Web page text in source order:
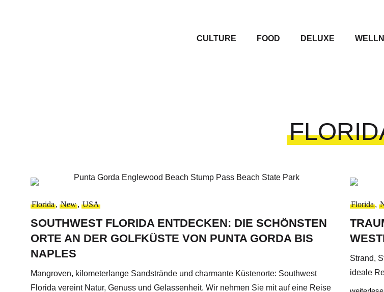
CULTURE FOOD DELUXE
Florida, New, USA
SOUTHWEST FLORIDA ENTDECKEN: DIE SCHÖNSTEN
ORTE AN DER GOLFKÜSTE VON PUNTA GORDA BIS
NAPLES
Mangroven, kilometerlange Sandstrände und charmante Küstenorte: Southwest
Florida vereint Natur, Genuss und Gelassenheit. Wir nehmen Sie mit auf eine Reise
Florida,
Strand,
ideale